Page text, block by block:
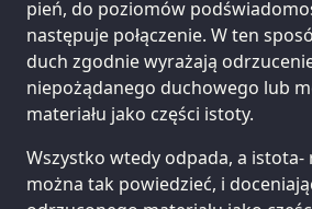
pień, do poziomów
następuje połączenie. W ten
duch zgodnie wyrażają
niepożądanego duchowego lub
materiału jako części istoty.
Wszystko wtedy odpada, a istota-
można tak powiedzieć, i